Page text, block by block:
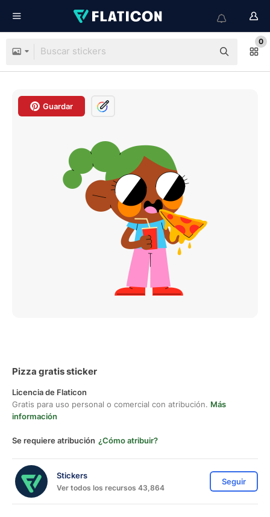
0
Guardar
Pizza gratis sticker
Licencia de Flaticon
Gratis para uso personal o comercial con atribución. Más
información
Se requiere atribución ¿Cómo atribuir?
Stickers
Ver todos los recursos 43,864
Seguir